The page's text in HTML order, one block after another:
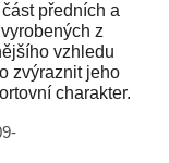
předních a
z
vzhledu
zvýraznit jeho
charakter.